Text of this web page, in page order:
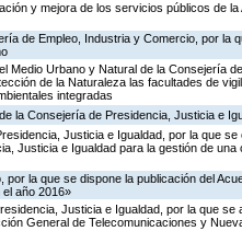
y mejora de los servicios públicos de la
de Empleo, Industria y Comercio, por la
Urbano y Natural de la Consejería de
de la Naturaleza las facultades de
integradas
la Consejería de Presidencia, Justicia e
Justicia e Igualdad, por la que se
Justicia e Igualdad para la gestión de una
la que se dispone la publicación del
año 2016»
Justicia e Igualdad, por la que se
General de Telecomunicaciones y